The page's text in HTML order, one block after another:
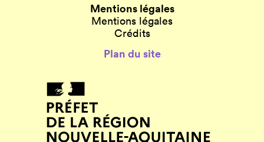
Mentions légales
Mentions légales
Crédits
Plan du site